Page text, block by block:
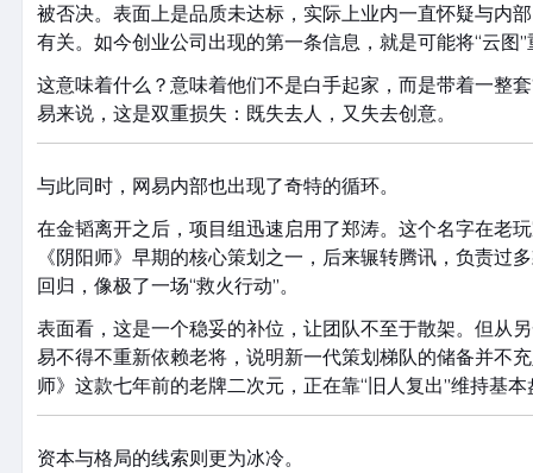
被否决。表面上是品质未达标，实际上业内一直怀疑与内
有关。如今创业公司出现的第一条信息，就是可能将“云图
这意味着什么？意味着他们不是白手起家，而是带着一整
易来说，这是双重损失：既失去人，又失去创意。
与此同时，网易内部也出现了奇特的循环。
在金韬离开之后，项目组迅速启用了郑涛。这个名字在老
《阴阳师》早期的核心策划之一，后来辗转腾讯，负责过
回归，像极了一场“救火行动”。
表面看，这是一个稳妥的补位，让团队不至于散架。但从
易不得不重新依赖老将，说明新一代策划梯队的储备并不
师》这款七年前的老牌二次元，正在靠“旧人复出”维持基
资本与格局的线索则更为冰冷。